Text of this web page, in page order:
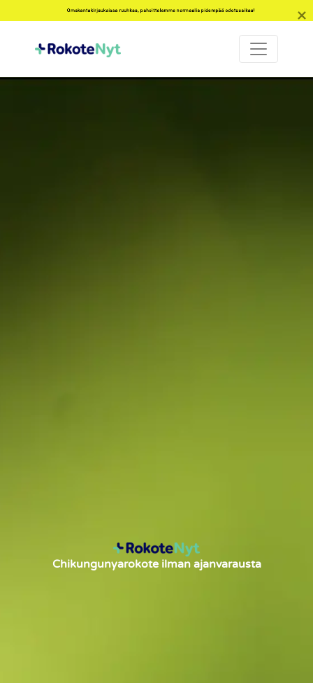
Chikungunyarokote ilman ajanvarausta
Omakantakirjauksissa ruuhkaa, pahoittelemme normaalia pidempää odotusaikaa!